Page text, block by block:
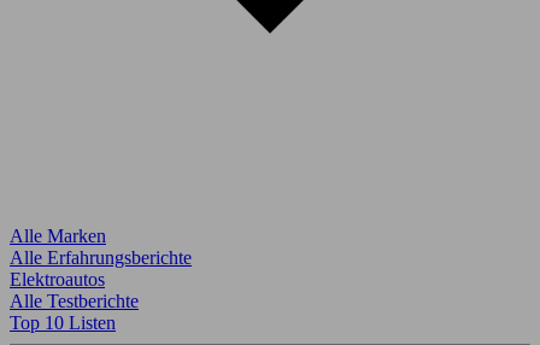
Alle Marken
Alle Erfahrungsberichte
Elektroautos
Alle Testberichte
Top 10 Listen